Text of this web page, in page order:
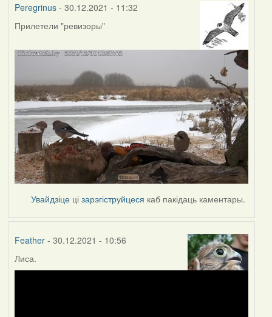
Peregrinus- 30.12.2021 - 11:32
Прилетели "ревизоры"
Увайдзіце цізарэгіструйцеся каб пакідаць каментары.
Feather- 30.12.2021 - 10:56
Лиса.